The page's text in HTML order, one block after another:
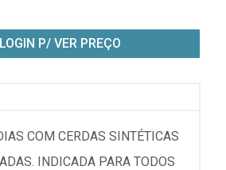
LOGIN P/ VER PREÇO
COM CERDAS SINTÉTICAS
INDICADA PARA TODOS